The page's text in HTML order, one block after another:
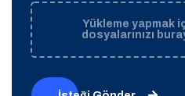
Yükleme yapmak
dosyalarınızı